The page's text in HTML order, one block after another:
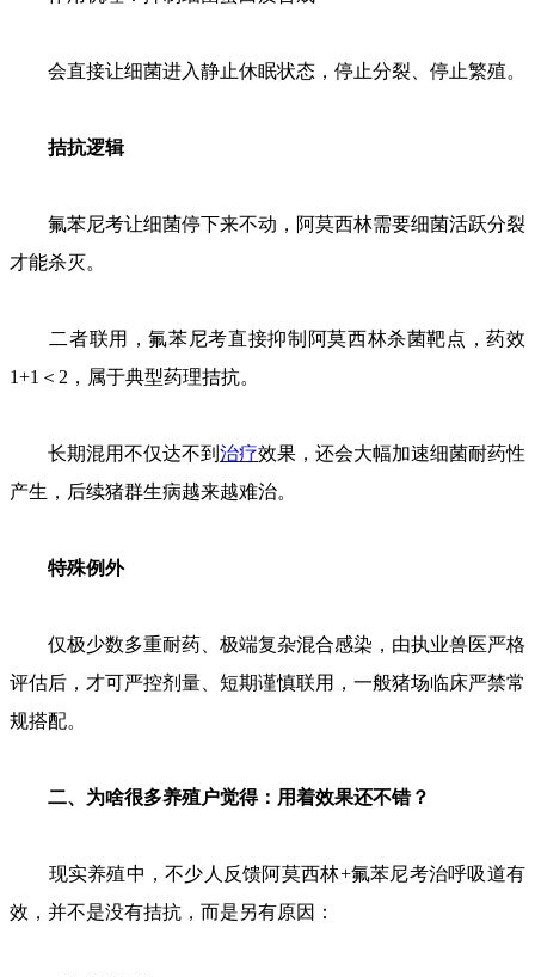
会直接让细菌进入静止休眠状态，停止分裂、停止繁殖。
拮抗逻辑
氟苯尼考让细菌停下来不动，阿莫西林需要细菌活跃分裂
才能杀灭。
二者联用，氟苯尼考直接抑制阿莫西林杀菌靶点，药效
1+1＜2，属于典型药理拮抗。
长期混用不仅达不到 治疗效果，还会大幅加速细菌耐药性
产生，后续猪群生病越来越难治。
特殊例外
仅极少数多重耐药、极端复杂混合感染，由执业兽医严格
评估后，才可严控剂量、短期谨慎联用，一般猪场临床严禁常
规搭配。
二、为啥很多养殖户觉得：用着效果还不错？
现实养殖中，不少人反馈阿莫西林+氟苯尼考治呼吸道有
效，并不是没有拮抗，而是另有原因：